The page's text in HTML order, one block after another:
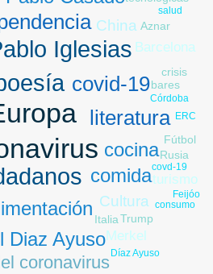
Iglesias
covid-19
literatura
cocina
comida
Diaz Ayuso
coronavirus
Cultura
China
Barcelona
turismo
Merkel
bares
crisis
Aznar
Italia
Rusia
Fútbol
Trump
consumo
Córdoba
ERC
salud
Díaz Ayuso
covd-19
Feijóo